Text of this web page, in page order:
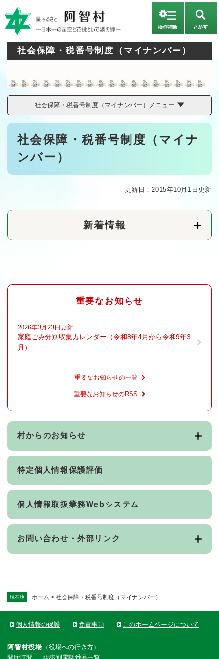
ー
ジ
が
す
現在地 ホーム > 社会保障・税番号制度（マイナンバー）
社会保障・税番号制度（マイナンバー）
社会保障・税番号制度（マイナンバー）メニュー
本
社会保障・税番号制度（マイナ
ンバー）
更新日：2015年10月1日更新
新着情報
重要なお知らせ
2026年3月23日更新
家庭ごみ分別収集カレンダー（令和8年4月から令和9年3
月）
重要なお知らせの一覧
重要なお知らせのRSS
村からのお知らせ
特定個人情報保護評価
個人情報取扱業務Webシステム
お問い合わせ・外部リンク
個人情報の保護 免責事項 このホームページについて
阿智村役場 （役場への行き方）
開庁時間 ｜ 組織別電話番号一覧